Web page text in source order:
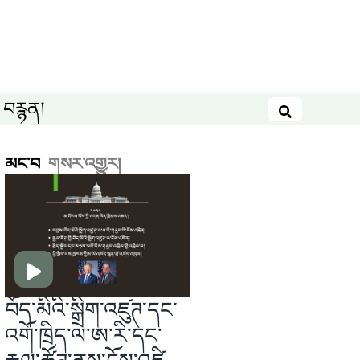
བརྙན།
མང་བ གསར་འགྱུར།
བོད་མིའི་སྒྲིག་འཛུཊ་དང་
འགོ་ཁྲིད་ལ་ཨ་རི་དང་